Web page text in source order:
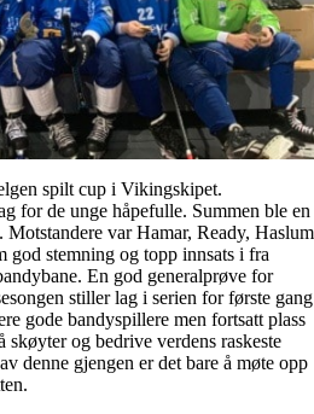
spilt cup i Vikingskipet.
for de unge håpefulle. Summen ble en
Motstandere var Hamar, Ready, Haslum
god stemning og topp innsats i fra
En god generalprøve for
stiller lag i serien for første
gode bandyspillere men fortsatt plass
skøyter og bedrive verdens raskeste
denne gjengen er det bare å møte opp